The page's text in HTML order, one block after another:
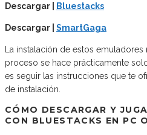
Descargar | Bluestacks
Descargar | SmartGaga
La instalación de estos
proceso se hace prácticamente
es seguir las instrucciones que te
de instalación.
CÓMO DESCARGAR Y
CON BLUESTACKS EN PC